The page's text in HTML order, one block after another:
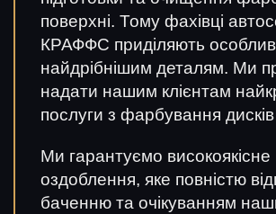
поверхні. Тому фахівці
КРАФФС приділяють
найдрібнішим деталям. Ми
надати нашим клієнтам
послуги з фарбування дисків
Ми гарантуємо високоякісне
оздоблення, яке повністю
баченню та очікуванням